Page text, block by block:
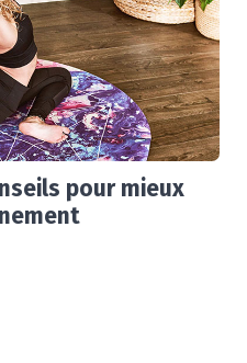
pour mieux